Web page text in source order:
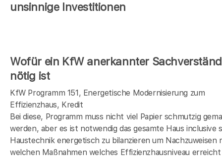
unsinnige Investitionen
Wofür ein KfW anerkannter
nötig ist
KfW Programm 151, Energetische Modernisierung zum
Effizienzhaus, Kredit
Bei diese, Programm muss nicht viel Papier schmutzig
werden, aber es ist notwendig das gesamte Haus inclusive
Haustechnik energetisch zu bilanzieren um Nachzuweisen
welchen Maßnahmen welches Effizienzhausniveau